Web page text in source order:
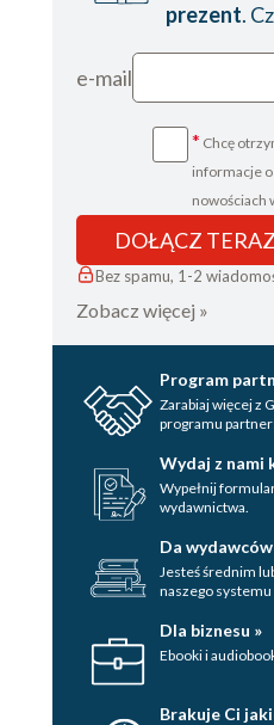
prezent.
e-mail
* Chcę
informacje
nowościach
DOŁĄCZ TERAZ
Bez spamu, 1-2
Zobacz więcej »
Program
Zarabiaj więcej z
programu
Wydaj z nami
Wypełnij
wydawnictwa.
Da wydawców
Jesteś średnim
naszego
Dla biznesu »
Ebooki i
Brakuje Ci